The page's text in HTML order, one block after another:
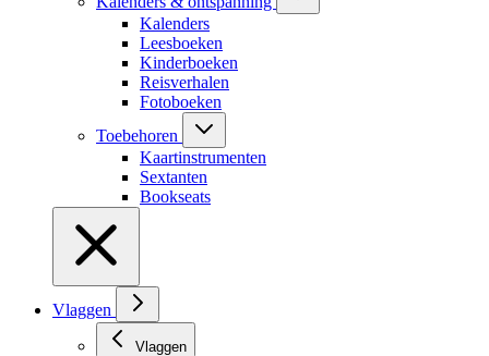
Kalenders
Leesboeken
Kinderboeken
Reisverhalen
Fotoboeken
Toebehoren
Kaartinstrumenten
Sextanten
Bookseats
Vlaggen
Vlaggen